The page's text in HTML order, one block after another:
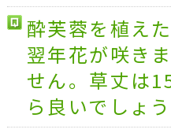
酔芙蓉を植え
翌年花が咲き
せん。草丈は
ら良いでしょ